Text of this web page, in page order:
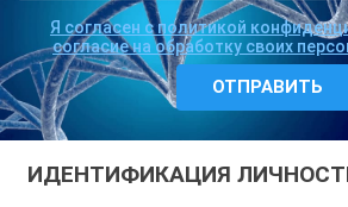
Я согласен с политикой
согласие на обработку своих
ИДЕНТИФИКАЦИЯ